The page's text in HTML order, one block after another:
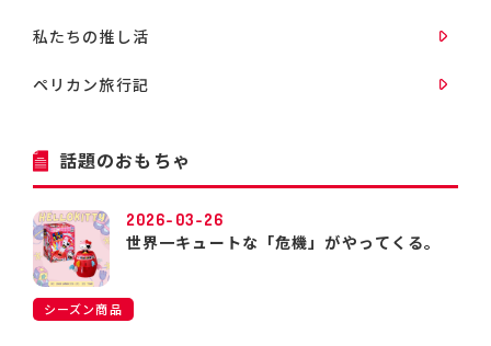
私たちの推し活
ペリカン旅行記
話題のおもちゃ
2026-03-26
世界一キュートな「危機」がやってくる。
シーズン商品